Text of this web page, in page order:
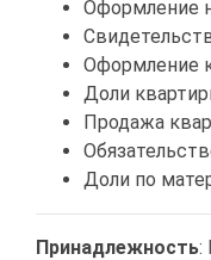
Оформление
Оформление
Доли
Продажа
Доли по
Принадлежность: